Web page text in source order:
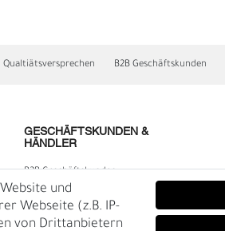
Qualtiätsversprechen B2B Geschäftskunden
GESCHÄFTSKUNDEN &
HÄNDLER
B2B Geschäftskunden
und
Webseite (z.B. IP-
von Drittanbietern